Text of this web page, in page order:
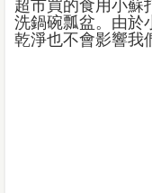
超市買的食用小蘇
洗鍋碗瓢盆。由於
乾淨也不會影響我